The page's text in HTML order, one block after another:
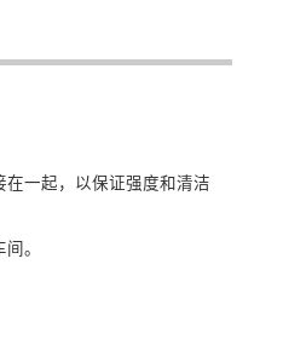
一起，以保证强度和清洁
。